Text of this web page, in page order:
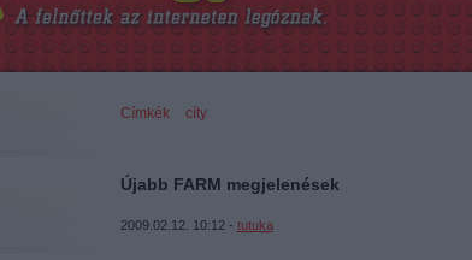
Címkék» cíty
Újabb FARM megjelenések
2009.02.12. 10:12 - tutuka